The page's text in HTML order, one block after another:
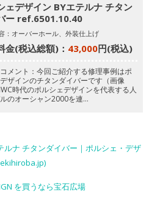
ェデザイン BYエテルナ チタン
ー ref.6501.10.40
：オーバーホール、外装仕上げ
金(税込総額)： 43,000円(税込)
メント：今回ご紹介する修理事例はポ
ザインのチタンダイバーです（画像
IWC時代のポルシェデザインを代表する人
のオーシャン2000を連…
ルナ チタンダイバー｜ポルシェ・デザ
を買うなら宝石広場